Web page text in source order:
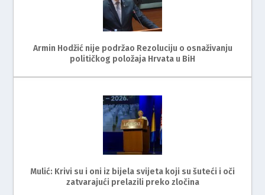
Armin Hodžić nije podržao Rezoluciju o osnaživanju
političkog položaja Hrvata u BiH
Mulić: Krivi su i oni iz bijela svijeta koji su šuteći i oči
zatvarajući prelazili preko zločina